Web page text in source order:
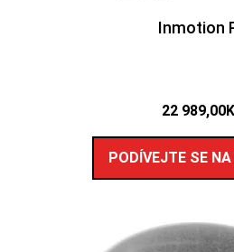
Inmotion
22 989,00
PODÍVEJTE SE